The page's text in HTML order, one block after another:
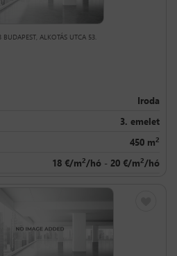
ALKOTÁS UTCA 53.
Iroda
3. emelet
450 m2
18 €/m2/hó - 20 €/m2/hó